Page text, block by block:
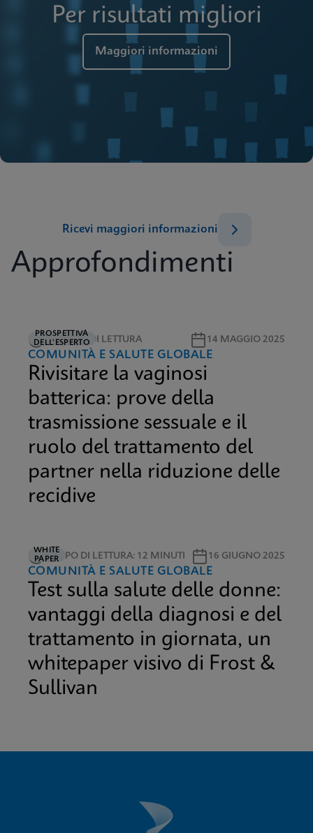
Per risultati migliori
Maggiori informazioni
Approfondimenti
Ricevi maggiori informazioni
PROSPETTIVA
DELL’ESPERTO
5 MINUTI DI LETTURA 14 MAGGIO 2025
COMUNITÀ E SALUTE GLOBALE
Rivisitare la vaginosi
batterica: prove della
trasmissione sessuale e il
ruolo del trattamento del
partner nella riduzione delle
recidive
WHITE
PAPER
TEMPO DI LETTURA: 12 MINUTI 16 GIUGNO 2025
COMUNITÀ E SALUTE GLOBALE
Test sulla salute delle donne:
vantaggi della diagnosi e del
trattamento in giornata, un
whitepaper visivo di Frost &
Sullivan